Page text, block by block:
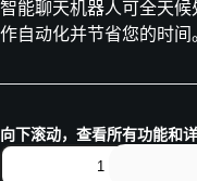
智能聊天机器人可全天
作自动化并节省您的时间
向下滚动，查看所有功能和